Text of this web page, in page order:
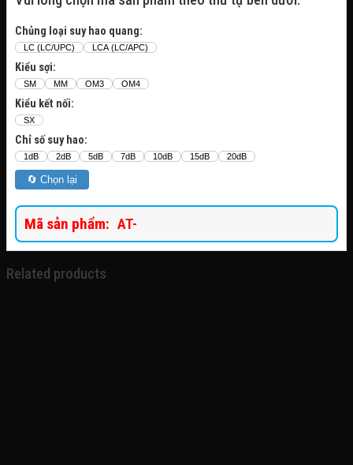
Chủng loại suy hao quang:
LC (LC/UPC) LCA (LC/APC)
Kiểu sợi:
SM MM OM3 OM4
Kiểu kết nối:
SX
Chỉ số suy hao:
1dB 2dB 5dB 7dB 10dB 15dB 20dB
🔄 Chọn lại
Mã sản phẩm: AT-
Related products